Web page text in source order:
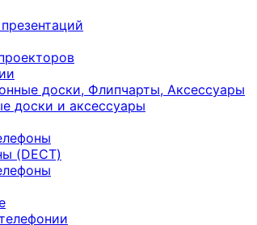
доски, Флипчарты, Аксессуары
доски и аксессуары
(DECT)